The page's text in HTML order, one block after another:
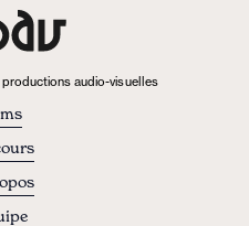
audio-visuelles